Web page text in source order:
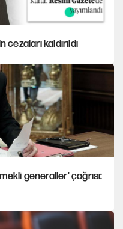
kaldırıldı
generaller' çağrısı: